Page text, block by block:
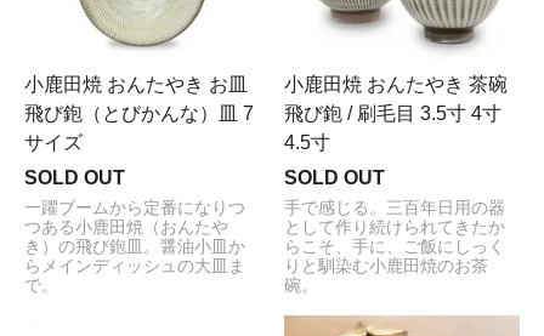
小鹿田焼 おんたやき お皿
飛び鉋（とびかんな）皿 7
サイズ
SOLD OUT
一躍ブームから定番になりつ
つある小鹿田焼（おんたや
き）の飛び鉋皿。醤油小皿か
らメインディッシュの大皿ま
で。
小鹿田焼 おんたやき 茶碗
飛び鉋 / 刷毛目 3.5寸 4寸
4.5寸
SOLD OUT
手で感じる。三百年日用の器
として作り続けられてきたか
らこそ、手に、ご飯にしっく
りと馴染む小鹿田焼のお茶
碗。